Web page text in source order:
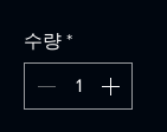
수량 *